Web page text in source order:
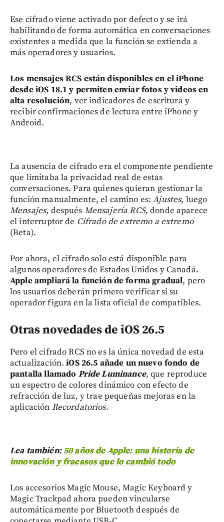
Ese cifrado viene activado por defecto y se irá
habilitando de forma automática en conversaciones
existentes a medida que la función se extienda a
más operadores y usuarios.
Los mensajes RCS están disponibles en el iPhone
desde iOS 18.1 y permiten enviar fotos y videos en
alta resolución, ver indicadores de escritura y
recibir confirmaciones de lectura entre iPhone y
Android.
La ausencia de cifrado era el componente pendiente
que limitaba la privacidad real de estas
conversaciones. Para quienes quieran gestionar la
función manualmente, el camino es:Ajustes, luego
Mensajes, después Mensajería RCS, donde aparece
el interruptor de Cifrado de extremo a extremo
(Beta).
Por ahora, el cifrado solo está disponible para
algunos operadores de Estados Unidos y Canadá.
Apple ampliará la función de forma gradual, pero
los usuarios deberán primero verificar si su
operador figura en la lista oficial de compatibles.
Otras novedades de iOS 26.5
Pero el cifrado RCS no es la única novedad de esta
actualización.iOS 26.5 añade un nuevo fondo de
pantalla llamado Pride Luminance, que reproduce
un espectro de colores dinámico con efecto de
refracción de luz, y trae pequeñas mejoras en la
aplicación Recordatorios.
Lea también:50 años de Apple: una historia de
innovación y fracasos que lo cambió todo
Los accesorios Magic Mouse, Magic Keyboard y
Magic Trackpad ahora pueden vincularse
automáticamente por Bluetooth después de